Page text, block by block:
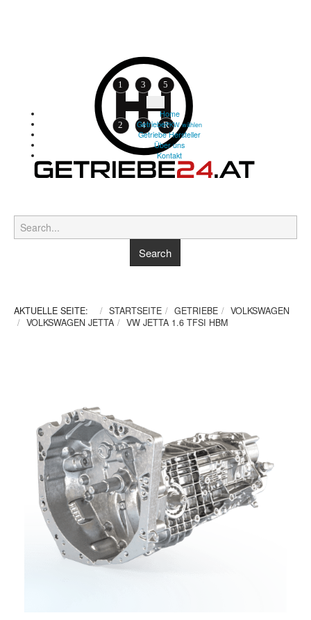
Home
GetriebePKW wählen
Getriebe Hersteller
Über uns
Kontakt
AKTUELLE SEITE: STARTSEITE GETRIEBE
VOLKSWAGEN
VOLKSWAGEN JETTA
VW JETTA 1.6 TFSI HBM